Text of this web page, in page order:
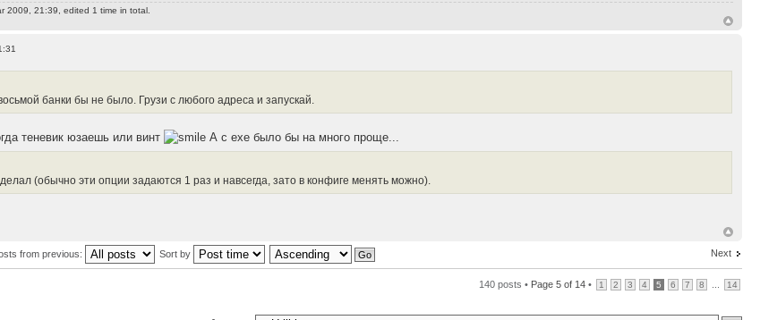
2009, 21:39, edited 1 time in total.
банки бы не было. Грузи с любого адреса и запускай.
теневик юзаешь или винт А с exe было бы на много проще...
(обычно эти опции задаются 1 раз и навсегда, зато в конфиге менять можно).
Next
from previous: Sort by
140 posts • Page 5 of 14 • 1 2 3 4 5 6 7 8 14